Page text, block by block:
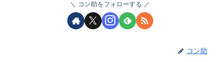
コン助をフォローする
コン助